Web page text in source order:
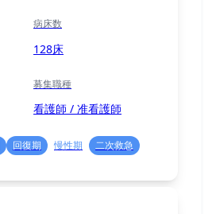
病床数
128床
募集職種
看護師 / 准看護師
回復期 慢性期
二次救急